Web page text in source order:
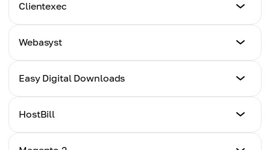
Eğitim
Clientexec
Eğitim
Webasyst
Eğitim
Easy Digital Downloads
Eğitim
HostBill
Eğitim